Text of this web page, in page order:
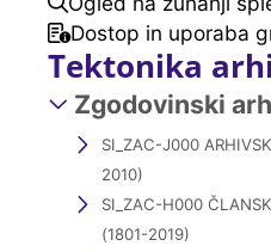
Dostop in uporaba
Tektonika
Zgodovinski
SI_ZAC-J000
2010)
SI_ZAC-H000
(1801-2019)